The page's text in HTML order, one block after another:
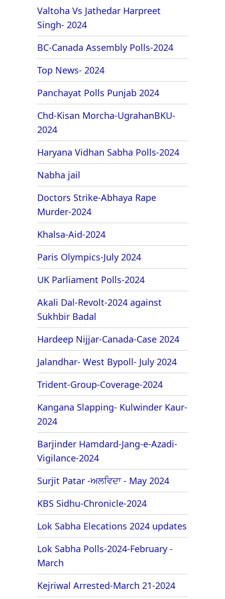
Valtoha Vs Jathedar Harpreet
Singh- 2024
BC-Canada Assembly Polls-2024
Top News- 2024
Panchayat Polls Punjab 2024
Chd-Kisan Morcha-UgrahanBKU-
2024
Haryana Vidhan Sabha Polls-2024
Nabha jail
Doctors Strike-Abhaya Rape
Murder-2024
Khalsa-Aid-2024
Paris Olympics-July 2024
UK Parliament Polls-2024
Akali Dal-Revolt-2024 against
Sukhbir Badal
Hardeep Nijjar-Canada-Case 2024
Jalandhar- West Bypoll- July 2024
Trident-Group-Coverage-2024
Kangana Slapping- Kulwinder Kaur-
2024
Barjinder Hamdard-Jang-e-Azadi-
Vigilance-2024
Surjit Patar -ਅਲਵਿਦਾ - May 2024
KBS Sidhu-Chronicle-2024
Lok Sabha Elecations 2024 updates
Lok Sabha Polls-2024-February -
March
Kejriwal Arrested-March 21-2024